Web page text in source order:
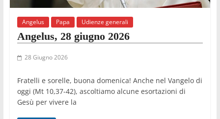
Angelus Papa Udienze generali
Angelus, 28 giugno 2026
28 Giugno 2026
Fratelli e sorelle, buona domenica! Anche nel Vangelo di
oggi (Mt 10,37-42), ascoltiamo alcune esortazioni di
Gesù per vivere la